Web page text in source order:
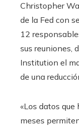
Christopher
de la Fed con
12
sus reuniones,
Institution el
de una
«Los datos
meses